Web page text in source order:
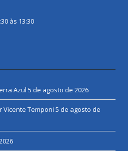
às 13:30
Azul 5 de agosto de 2026
Vicente Temponi 5 de agosto de